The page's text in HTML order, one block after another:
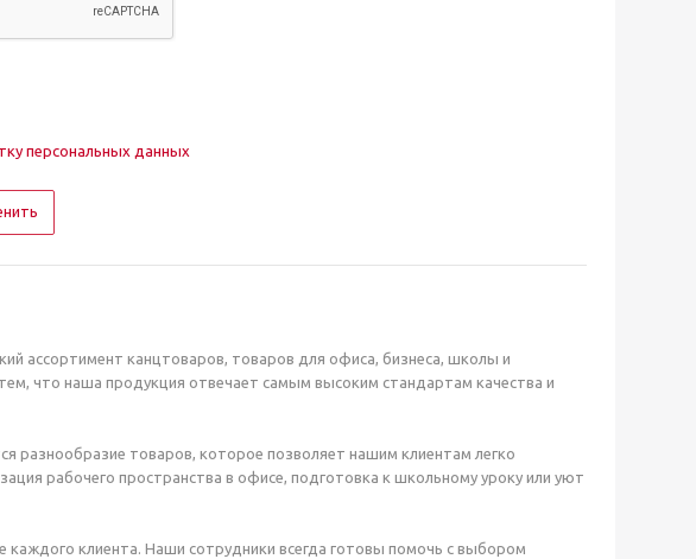
персональных данных
ассортимент канцтоваров, товаров для офиса, бизнеса, школы и
что наша продукция отвечает самым высоким стандартам качества и
товаров, которое позволяет нашим клиентам легко
рабочего пространства в офисе, подготовка к школьному уроку или уют
клиента. Наши сотрудники всегда готовы помочь с выбором